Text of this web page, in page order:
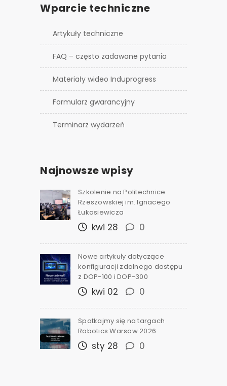
Wparcie techniczne
Artykuły techniczne
FAQ – często zadawane pytania
Materiały wideo Induprogress
Formularz gwarancyjny
Terminarz wydarzeń
Najnowsze wpisy
Szkolenie na Politechnice
Rzeszowskiej im. Ignacego
Łukasiewicza
kwi 28 0
Nowe artykuły dotyczące
konfiguracji zdalnego dostępu
z DOP-100 i DOP-300
kwi 02 0
Spotkajmy się na targach
Robotics Warsaw 2026
sty 28 0